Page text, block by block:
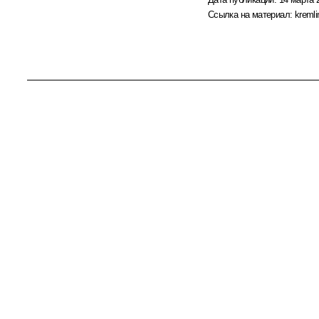
Ссылка на материал: